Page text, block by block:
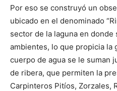
Por eso se construyó un
ubicado en el denominado
sector de la laguna en
ambientes, lo que propicia la
cuerpo de agua se le suman
de ribera, que permiten la
Carpinteros Pitíos, Zorzales,